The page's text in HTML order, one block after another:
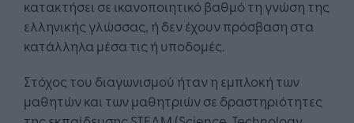
κατακτήσει σε ικανοποιητικό βαθμό τη γνώση της
ελληνικής γλώσσας, ή δεν έχουν πρόσβαση στα
κατάλληλα μέσα τις ή υποδομές.
Στόχος του διαγωνισμού ήταν η εμπλοκή των
μαθητών και των μαθητριών σε δραστηριότητες